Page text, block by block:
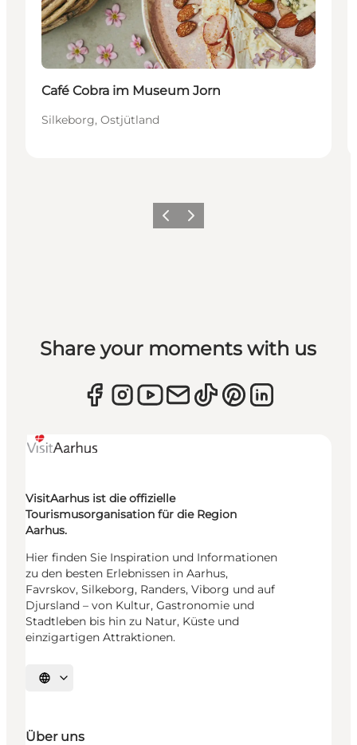
Café Cobra im Museum Jorn
Silkeborg, Ostjütland
ZurückWeiter
Share your moments with us
VisitAarhus ist die offizielle
Tourismusorganisation für die Region
Aarhus.
Hier finden Sie Inspiration und Informationen
zu den besten Erlebnissen in Aarhus,
Favrskov, Silkeborg, Randers, Viborg und auf
Djursland – von Kultur, Gastronomie und
Stadtleben bis hin zu Natur, Küste und
einzigartigen Attraktionen.
Sprache auswählen
Über uns